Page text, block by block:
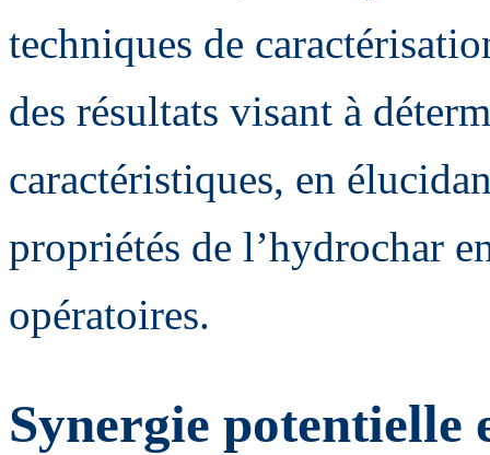
techniques de
des résultats visant à
caractéristiques, en
propriétés de l’hydrochar
opératoires.
Synergie potentielle